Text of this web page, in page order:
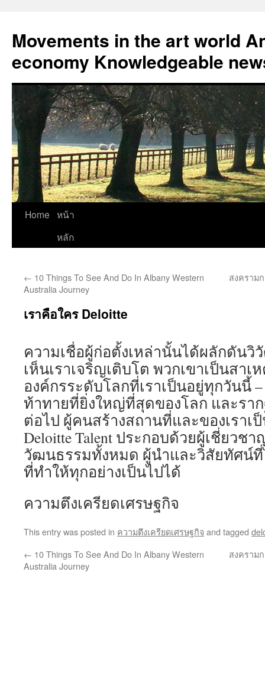
content
Movements in the art world
economy Knowledgeable
Home หน้า
หลัก
← 10 Things To See And Do In Albany Western
Australia Journey
สงคราม
เราคือใคร Deloitte
ความเชื่อผู้ก่อตั้งเหล่านั้นได้ผลักดันวิ
เห็นเราเจริญเติบโต พวกเขาเป็นสาเ
องค์กรระดับโลกที่เราเป็นอยู่ทุกวันนี้
ท้าทายที่ยิ่งใหญ่ที่สุดของโลก และรา
ต่อไป ผู้คนสร้างสถานที่และของเรา
Deloitte Talent ประกอบด้วยผู้เชี่ยวช
วัฒนธรรมทั้งหมด ผู้นำและวิสัยทัศน์
ที่ทำให้ทุกอย่างเป็นไปได้
ความตึงเครียดเศรษฐกิจ
This entry was posted in ความตึงเครียดเศรษฐกิจand tagged
← 10 Things To See And Do In Albany Western
Australia Journey
สงคราม